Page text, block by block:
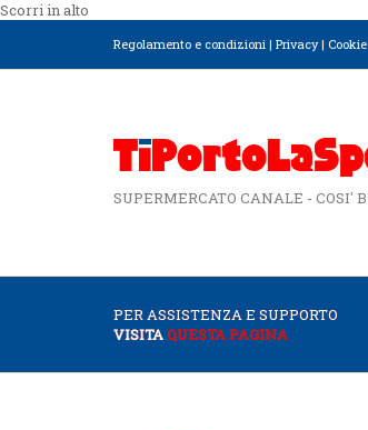
Scorri in alto
Regolamento e condizioni | Privacy| Cookie
SUPERMERCATO CANALE - COSI'
PER ASSISTENZA E SUPPORTO
VISITAQUESTA PAGINA